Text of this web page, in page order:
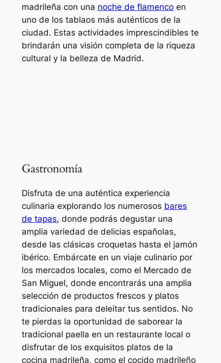
madrileña con una noche de flamencoen
uno de los tablaos más auténticos de la
ciudad. Estas actividades imprescindibles te
brindarán una visión completa de la riqueza
cultural y la belleza de Madrid.
Gastronomía
Disfruta de una auténtica experiencia
culinaria explorando los numerosos bares
de tapas, donde podrás degustar una
amplia variedad de delicias españolas,
desde las clásicas croquetas hasta el jamón
ibérico. Embárcate en un viaje culinario por
los mercados locales, como el Mercado de
San Miguel, donde encontrarás una amplia
selección de productos frescos y platos
tradicionales para deleitar tus sentidos. No
te pierdas la oportunidad de saborear la
tradicional paella en un restaurante local o
disfrutar de los exquisitos platos de la
cocina madrileña, como el cocido madrileño